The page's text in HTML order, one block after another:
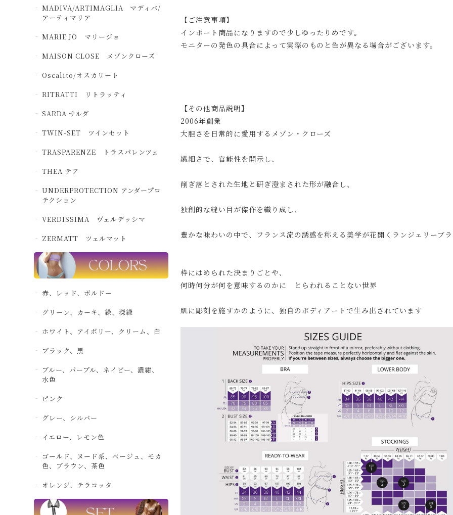
MADIVA/ARTIMAGLIA マディバ/
アーティマリア
MARIE JO マリージョ
MAISON CLOSE メゾンクローズ
Oscalito/オスカリート
RITRATTI リトラッティ
SARDA サルダ
TWIN-SET ツインセット
TRASPARENZE トラスパレンツェ
THEA テア
UNDERPROTECTION アンダープロ
テクション
VERDISSIMA ヴェルデッシマ
ZERMATT ツェルマット
赤、レッド、ボルドー
グリーン、カーキ、緑、深緑
ホワイト、アイボリー、クリーム、白
ブラック、黒
ブルー、パープル、ネイビー、濃紺、
水色
ピンク
グレー、シルバー
イエロー、レモン色
ゴールド、ヌード系、ベージュ、モカ
色、ブラウン、茶色
オレンジ、テラコッタ
【ご注意事項】
インポート商品になりますので少しゆったりめです。
モニターの発色の具合によって実際のものと色が異なる場合がございます。
【その他商品説明】
2006年創業
大胆さを日常的に愛用するメゾン・クローズ
繊細さで、官能性を開示し、
削ぎ落とされた生地と研ぎ澄まされた形が融合し、
独創的な縫い目が傑作を織り成し、
豊かな味わいの中で、フランス流の誘惑を称える美学が花開くランジェリーブ
枠にはめられた決まりごとや、
何時何分が何を意味するのかに とらわれることない世界
肌に彫刻を施すかのように、独自のボディアートで生み出されています